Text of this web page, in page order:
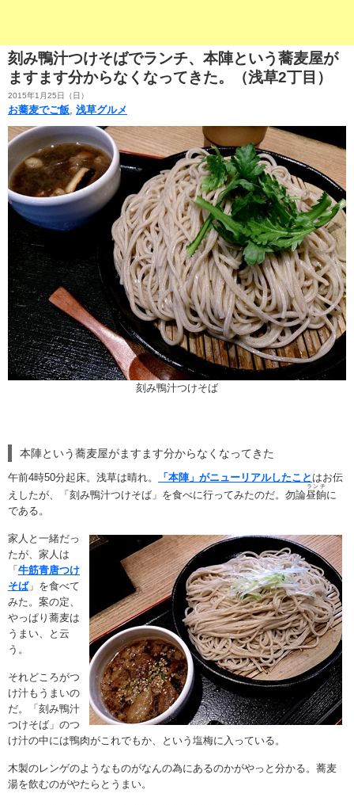
刻み鴨汁つけそばでランチ、本陣という蕎麦屋が
ますます分からなくなってきた。（浅草2丁目）
2015年1月25日（日）
お蕎麦でご飯, 浅草グルメ
刻み鴨汁つけそば
本陣という蕎麦屋がますます分からなくなってきた
午前4時50分起床。浅草は晴れ。 「本陣」がニューリアルしたこと はお伝
えしたが、「刻み鴨汁つけそば」を食べに行ってみたのだ。勿論昼餉
ランチ
に
である。
家人と一緒だっ
たが、家人は
「 牛筋青唐つけ
そば」を食べて
みた。案の定、
やっぱり蕎麦は
うまい、と云
う。
それどころがつ
け汁もうまいの
だ。「刻み鴨汁
つけそば」のつ
け汁の中には鴨肉がこれでもか、という塩梅に入っている。
木製のレンゲのようなものがなんの為にあるのかがやっと分かる。蕎麦
湯を飲むのがやたらとうまい。